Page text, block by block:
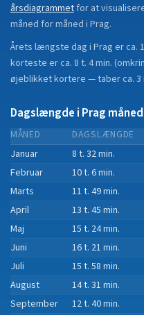
årsdiagrammetfor at
måned for måned i Prag.
Årets længste dag i Prag er ca.
korteste er ca. 8 t. 4 min. (
øjeblikketkortere —taberca. 3
Dagslængde i Prag
MÅNED DAGSLÆNGDE
Januar
8 t. 32 min.
Februar
10 t. 6 min.
Marts
11 t. 49 min.
April
13 t. 45 min.
Maj
15 t. 24 min.
Juni
16 t. 21 min.
Juli
15 t. 58 min.
August
14 t. 31 min.
September
12 t. 40 min.